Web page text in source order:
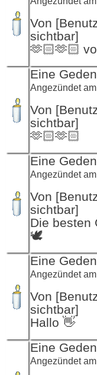
Von
sichtbar]
🫶🏻🫶🏻
Eine
Angezündet
Von
sichtbar]
🫶🏻🫶🏻
Eine
Angezündet
Von
sichtbar]
Die besten
🕊️
Eine
Angezündet
Von
sichtbar]
Hallo 👋
Eine
Angezündet